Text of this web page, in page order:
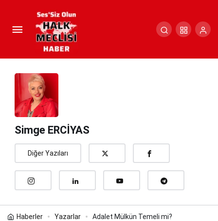
Simge ERCİYAS
Diğer Yazıları
Haberler Yazarlar Adalet Mülkün Temeli mi?
Adalet Mülkün Temeli mi?
Yorum Yap